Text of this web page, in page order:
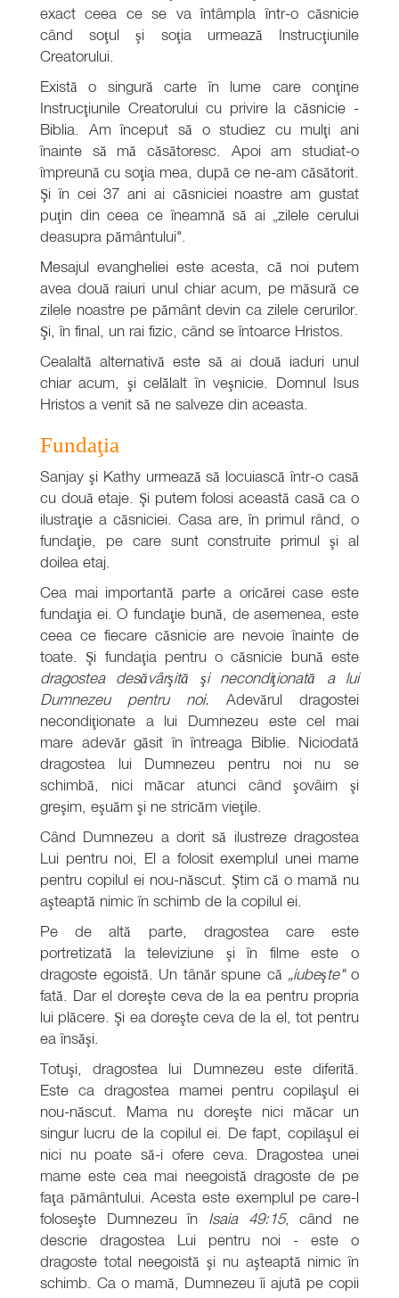
exact ceea ce se va întâmpla într-o căsnicie
când soţul şi soţia urmează Instrucţiunile
Creatorului.
Există o singură carte în lume care conţine
Instrucţiunile Creatorului cu privire la căsnicie -
Biblia. Am început să o studiez cu mulţi ani
înainte să mă căsătoresc. Apoi am studiat-o
împreună cu soţia mea, după ce ne-am căsătorit.
Şi în cei 37 ani ai căsniciei noastre am gustat
puţin din ceea ce îneamnă să ai „zilele cerului
deasupra pământului".
Mesajul evangheliei este acesta, că noi putem
avea două raiuri unul chiar acum, pe măsură ce
zilele noastre pe pământ devin ca zilele cerurilor.
Şi, în final, un rai fizic, când se întoarce Hristos.
Cealaltă alternativă este să ai două iaduri unul
chiar acum, şi celălalt în veşnicie. Domnul Isus
Hristos a venit să ne salveze din aceasta.
Fundaţia
Sanjay şi Kathy urmează să locuiască într-o casă
cu două etaje. Şi putem folosi această casă ca o
ilustraţie a căsniciei. Casa are, în primul rând, o
fundaţie, pe care sunt construite primul şi al
doilea etaj.
Cea mai importantă parte a oricărei case este
fundaţia ei. O fundaţie bună, de asemenea, este
ceea ce fiecare căsnicie are nevoie înainte de
toate. Şi fundaţia pentru o căsnicie bună este
dragostea desăvârşită şi necondiţionată a lui
Dumnezeu pentru noi. Adevărul dragostei
necondiţionate a lui Dumnezeu este cel mai
mare adevăr găsit în întreaga Biblie. Niciodată
dragostea lui Dumnezeu pentru noi nu se
schimbă, nici măcar atunci când şovâim şi
greşim, eşuăm şi ne stricăm vieţile.
Când Dumnezeu a dorit să ilustreze dragostea
Lui pentru noi, El a folosit exemplul unei mame
pentru copilul ei nou-născut. Ştim că o mamă nu
aşteaptă nimic în schimb de la copilul ei.
Pe de altă parte, dragostea care este
portretizată la televiziune şi în filme este o
dragoste egoistă. Un tânăr spune că „iubeşte"o
fată. Dar el doreşte ceva de la ea pentru propria
lui plăcere. Şi ea doreşte ceva de la el, tot pentru
ea însăşi.
Totuşi, dragostea lui Dumnezeu este diferită.
Este ca dragostea mamei pentru copilaşul ei
nou-născut. Mama nu doreşte nici măcar un
singur lucru de la copilul ei. De fapt, copilaşul ei
nici nu poate să-i ofere ceva. Dragostea unei
mame este cea mai neegoistă dragoste de pe
faţa pământului. Acesta este exemplul pe care-l
foloseşte Dumnezeu în Isaia 49:15, când ne
descrie dragostea Lui pentru noi - este o
dragoste total neegoistă şi nu aşteaptă nimic în
schimb. Ca o mamă, Dumnezeu îi ajută pe copii